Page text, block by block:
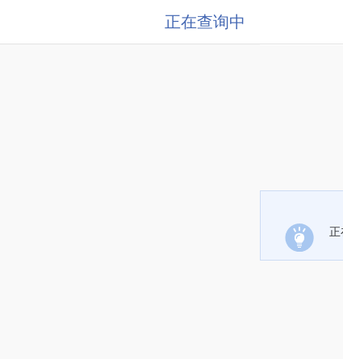
正在查询中
正